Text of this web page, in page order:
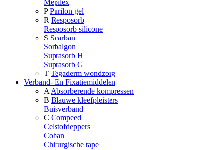
Mepilex
P Purilon gel
R Resposorb
Resposorb silicone
S Scarban
Sorbalgon
Suprasorb H
Suprasorb G
T Tegaderm wondzorg
Verband- En Fixatiemiddelen
A Absorberende kompressen
B Blauwe kleefpleisters
Buisverband
C Compeed
Celstofdeppers
Coban
Chirurgische tape